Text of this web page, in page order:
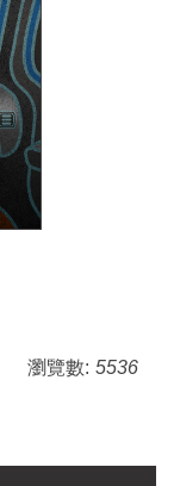
瀏覽數: 5536